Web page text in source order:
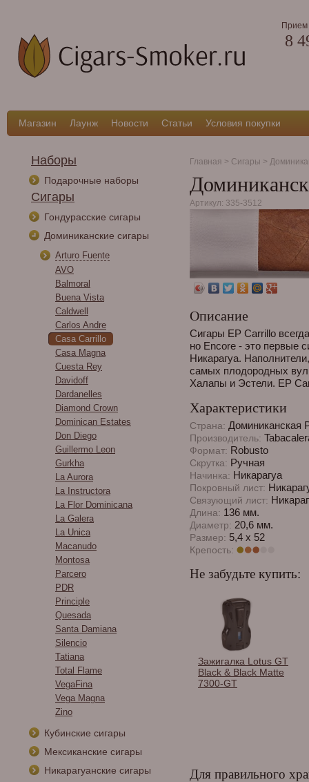
Прием
8
Магазин Лаунж Новости Статьи Условия покупки
Наборы
Подарочные наборы
Сигары
Гондурасские сигары
Доминиканские сигары
Arturo Fuente
AVO
Balmoral
Buena Vista
Caldwell
Carlos Andre
Casa Carrillo
Casa Magna
Cuesta Rey
Davidoff
Dardanelles
Diamond Crown
Dominican Estates
Don Diego
Guillermo Leon
Gurkha
La Aurora
La Instructora
La Flor Dominicana
La Galera
La Unica
Macanudo
Montosa
Parcero
PDR
Principle
Quesada
Santa Damiana
Silencio
Tatiana
Total Flame
VegaFina
Vega Magna
Zino
Кубинские сигары
Мексиканские сигары
Никарагуанские сигары
Главная > Сигары >
Артикул: 335-3512
Описание
Сигары EP Carrillo
но Encore - это первые
Никарагуа.
самых плодородных
Халапы и Эстели. EP
Характеристики
Страна: Доминиканская
Производитель:
Формат: Robusto
Скрутка: Ручная
Начинка: Никарагуа
Покровный лист:
Связующий лист:
Длина: 136 мм.
Диаметр: 20,6 мм.
Размер: 5,4 х 52
Крепость:
Не забудьте купить:
XEEXP CP Xotic Edge
Xpanse Cooper
Зажигалка Lotus GT
Black & Black Matte
7300-GT
Для правильного